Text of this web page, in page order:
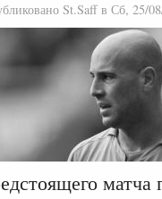
St.Saff в Сб, 25/